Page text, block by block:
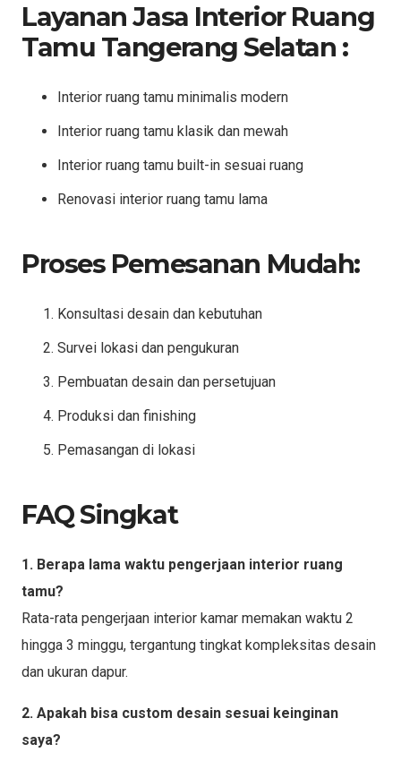
Layanan Jasa Interior Ruang
Tamu Tangerang Selatan :
Interior ruang tamu minimalis modern
Interior ruang tamu klasik dan mewah
Interior ruang tamu built-in sesuai ruang
Renovasi interior ruang tamu lama
Proses Pemesanan Mudah:
Konsultasi desain dan kebutuhan
Survei lokasi dan pengukuran
Pembuatan desain dan persetujuan
Produksi dan finishing
Pemasangan di lokasi
FAQ Singkat
1. Berapa lama waktu pengerjaan interior ruang
tamu?
Rata-rata pengerjaan interior kamar memakan waktu 2
hingga 3 minggu, tergantung tingkat kompleksitas desain
dan ukuran dapur.
2. Apakah bisa custom desain sesuai keinginan
saya?